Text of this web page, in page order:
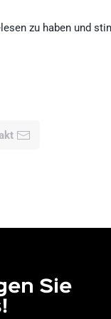
zu haben und
Sie